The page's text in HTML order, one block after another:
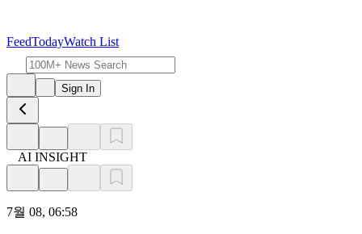
FeedTodayWatch List
Sign In
AI INSIGHT
7월 08, 06:58